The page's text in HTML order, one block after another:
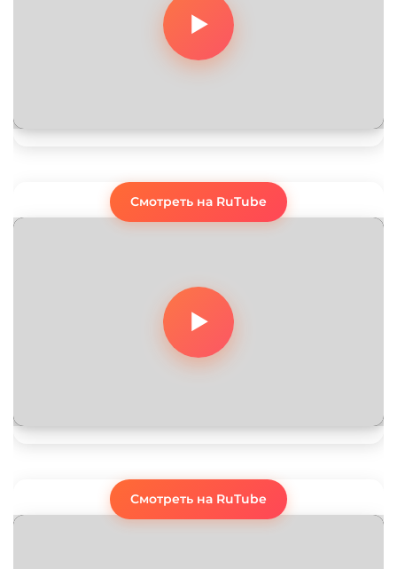
Смотреть на RuTube
Смотреть на RuTube